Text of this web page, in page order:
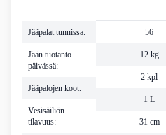
Jääpalat tunnissa:
Jään tuotanto
päivässä:
Jääpalojen koot:
Vesisäiliön
tilavuus:
56
12 kg
2 kpl
1 L
31 cm